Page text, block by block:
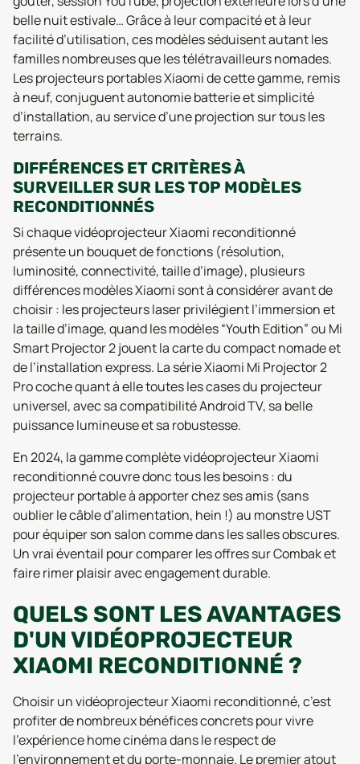
belle nuit estivale… Grâce à leur compacité et à leur
facilité d’utilisation, ces modèles séduisent autant les
familles nombreuses que les télétravailleurs nomades.
Les projecteurs portables Xiaomi de cette gamme, remis
à neuf, conjuguent autonomie batterie et simplicité
d’installation, au service d’une projection sur tous les
terrains.
DIFFÉRENCES ET CRITÈRES À
SURVEILLER SUR LES TOP MODÈLES
RECONDITIONNÉS
Si chaque vidéoprojecteur Xiaomi reconditionné
présente un bouquet de fonctions (résolution,
luminosité, connectivité, taille d’image), plusieurs
différences modèles Xiaomi sont à considérer avant de
choisir : les projecteurs laser privilégient l’immersion et
la taille d’image, quand les modèles “Youth Edition” ou Mi
Smart Projector 2 jouent la carte du compact nomade et
de l’installation express. La série Xiaomi Mi Projector 2
Pro coche quant à elle toutes les cases du projecteur
universel, avec sa compatibilité Android TV, sa belle
puissance lumineuse et sa robustesse.
En 2024, la gamme complète vidéoprojecteur Xiaomi
reconditionné couvre donc tous les besoins : du
projecteur portable à apporter chez ses amis (sans
oublier le câble d’alimentation, hein !) au monstre UST
pour équiper son salon comme dans les salles obscures.
Un vrai éventail pour comparer les offres sur Combak et
faire rimer plaisir avec engagement durable.
QUELS SONT LES AVANTAGES
D'UN VIDÉOPROJECTEUR
XIAOMI RECONDITIONNÉ ?
Choisir un vidéoprojecteur Xiaomi reconditionné, c’est
profiter de nombreux bénéfices concrets pour vivre
l’expérience home cinéma dans le respect de
l’environnement et du porte-monnaie. Le premier atout